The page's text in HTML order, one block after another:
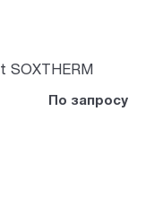
SOXTHERM
По запросу